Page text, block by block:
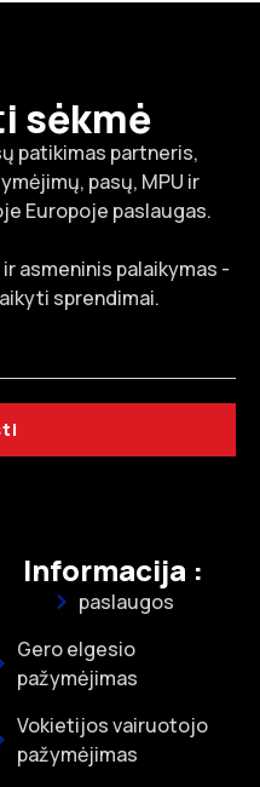
sėkmė
patikimas partneris,
pasų, MPU ir
Europoje paslaugas.
asmeninis palaikymas -
sprendimai.
Informacija :
paslaugos
Gero elgesio
pažymėjimas
Vokietijos vairuotojo
pažymėjimas